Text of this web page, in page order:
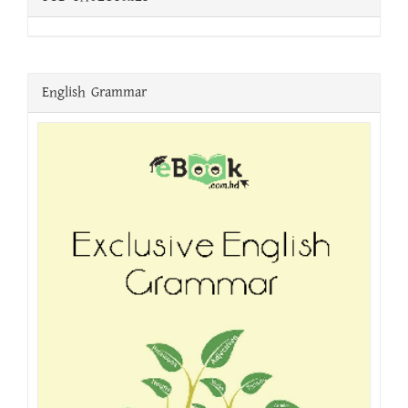
English Grammar